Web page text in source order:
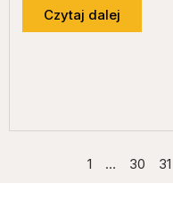
Czytaj dalej
1 … 30 31